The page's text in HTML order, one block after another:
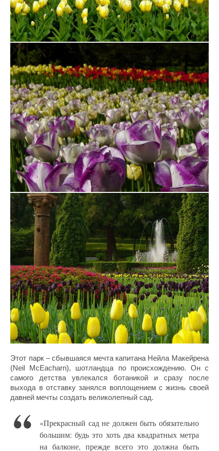
Этот парк – сбывшаяся мечта капитана Нейла Макейрена
(Neil McEacharn), шотландца по происхождению. Он с
самого детства увлекался ботаникой и сразу после
выхода в отставку занялся воплощением с жизнь своей
давней мечты создать великолепный сад.
«Прекрасный сад не должен быть обязательно
большим: будь это хоть два квадратных метра
на балконе, прежде всего это должна быть